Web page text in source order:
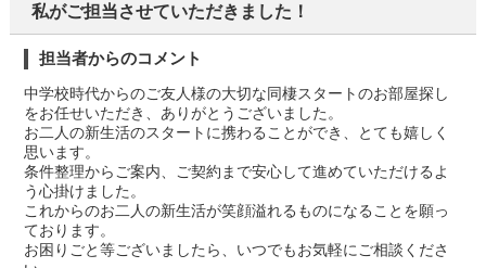
私がご担当させていただきました！
担当者からのコメント
中学校時代からのご友人様の大切な同棲スタートのお部屋探し
をお任せいただき、ありがとうございました。
お二人の新生活のスタートに携わることができ、とても嬉しく
思います。
条件整理からご案内、ご契約まで安心して進めていただけるよ
う心掛けました。
これからのお二人の新生活が笑顔溢れるものになることを願っ
ております。
お困りごと等ございましたら、いつでもお気軽にご相談くださ